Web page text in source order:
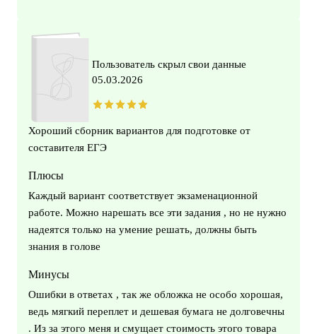
Пользователь скрыл свои данные
05.03.2026
Хороший сборник вариантов для подготовке от
составителя ЕГЭ
Плюсы
Каждый вариант соответствует экзаменационной
работе. Можно нарешать все эти задания , но не нужно
надеятся только на умение решать, должны быть
знания в голове
Минусы
Ошибки в ответах , так же обложка не особо хорошая,
ведь мягкий переплет и дешевая бумага не долговечны
. Из за этого меня и смущает стоимость этого товара